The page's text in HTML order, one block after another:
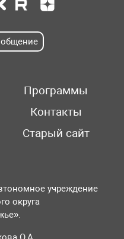
Программы
Контакты
Старый сайт
учреждение
округа